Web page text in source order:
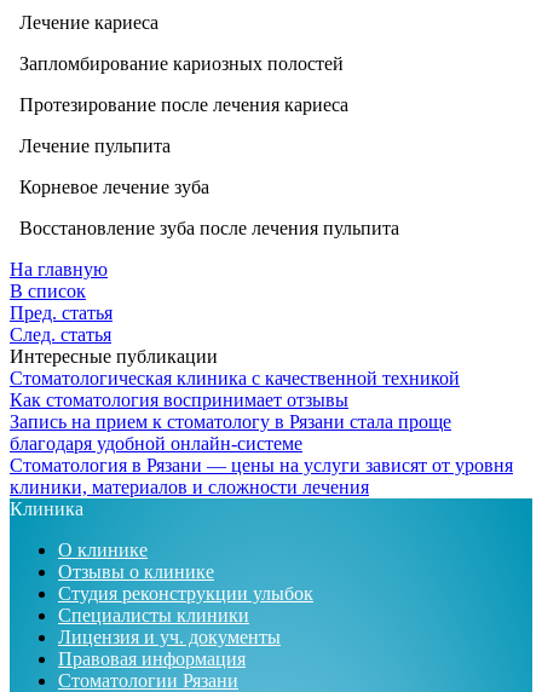
Лечение кариеса
Запломбирование кариозных полостей
Протезирование после лечения кариеса
Лечение пульпита
Корневое лечение зуба
Восстановление зуба после лечения пульпита
На главную
В список
Пред. статья
След. статья
Интересные публикации
Стоматологическая клиника с качественной техникой
Как стоматология воспринимает отзывы
Запись на прием к стоматологу в Рязани стала проще
благодаря удобной онлайн-системе
Стоматология в Рязани — цены на услуги зависят от уровня
клиники, материалов и сложности лечения
Клиника
О клинике
Отзывы о клинике
Студия реконструкции улыбок
Специалисты клиники
Лицензия и уч. документы
Правовая информация
Стоматологии Рязани